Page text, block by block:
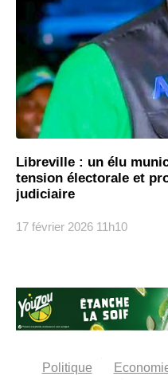
Libreville : un élu
tension électorale et
judiciaire
17 février 2026 11h10
Politique